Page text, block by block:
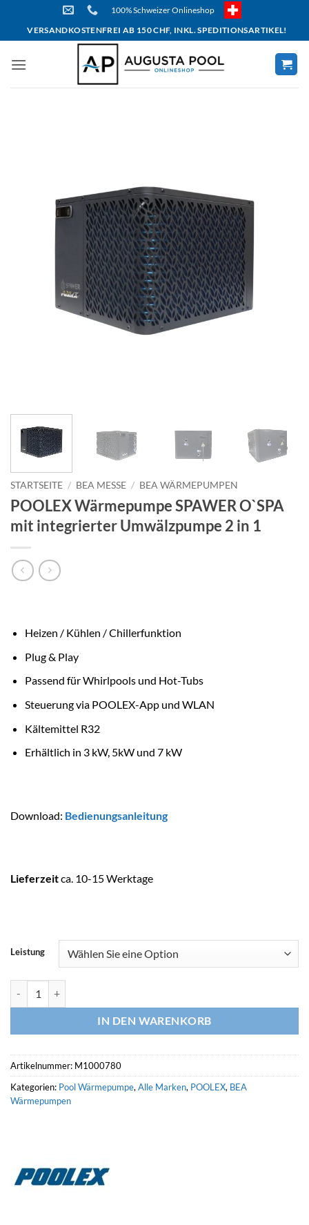
content
100% Schweizer Onlineshop
VERSANDKOSTENFREI AB 150 CHF, INKL. SPEDITIONSARTIKEL!
STARTSEITE / BEA MESSE / BEA WÄRMEPUMPEN
POOLEX Wärmepumpe SPAWER O`SPA
mit integrierter Umwälzpumpe 2 in 1
Heizen / Kühlen / Chillerfunktion
Plug & Play
Passend für Whirlpools und Hot-Tubs
Steuerung via POOLEX-App und WLAN
Kältemittel R32
Erhältlich in 3 kW, 5kW und 7 kW
Download: Bedienungsanleitung
Lieferzeitca. 10-15 Werktage
Leistung
IN DEN WARENKORB
Artikelnummer: M1000780
Kategorien: Pool Wärmepumpe, Alle Marken, POOLEX, BEA
Wärmepumpen